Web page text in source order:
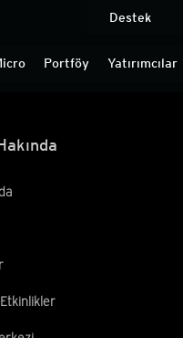
Portföy Yatırımcılar
Destek
Portföy Yatırımcılar
Destek